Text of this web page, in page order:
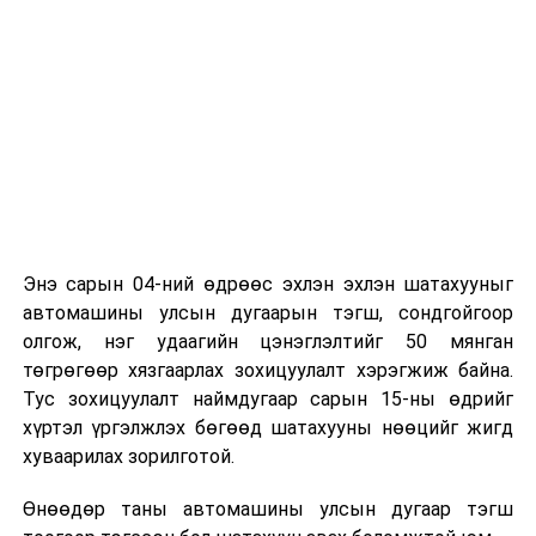
Энэ сарын 04-ний өдрөөс эхлэн эхлэн шатахууныг
автомашины улсын дугаарын тэгш, сондгойгоор
олгож, нэг удаагийн цэнэглэлтийг 50 мянган
төгрөгөөр хязгаарлах зохицуулалт хэрэгжиж байна.
Тус зохицуулалт наймдугаар сарын 15-ны өдрийг
хүртэл үргэлжлэх бөгөөд шатахууны нөөцийг жигд
хуваарилах зорилготой.
Өнөөдөр таны автомашины улсын дугаар тэгш